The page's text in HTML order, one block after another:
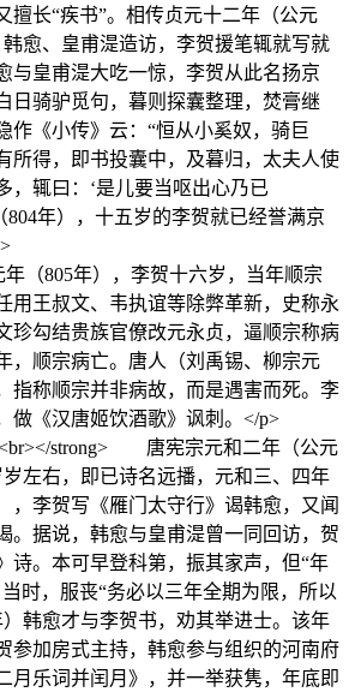
擅长“疾书”。相传贞元十二年（公元
愈、皇甫湜造访，李贺援笔辄就写就
与皇甫湜大吃一惊，李贺从此名扬京
日骑驴觅句，暮则探囊整理，焚膏继
作《小传》云：“恒从小奚奴，骑巨
所得，即书投囊中，及暮归，太夫人使
，辄曰：‘是儿要当呕出心乃已
804年），十五岁的李贺就已经誉满京
805年），李贺十六岁，当年顺宗
用王叔文、韦执谊等除弊革新，史称永
珍勾结贵族官僚改元永贞，逼顺宗称病
，顺宗病亡。唐人（刘禹锡、柳宗元
指称顺宗并非病故，而是遇害而死。李
做《汉唐姬饮酒歌》讽刺。</p>
<br></strong> 唐宪宗元和二年（公元
左右，即已诗名远播，元和三、四年
，李贺写《雁门太守行》谒韩愈，又闻
。据说，韩愈与皇甫湜曾一同回访，贺
诗。本可早登科第，振其家声，但“年
时，服丧“务必以三年全期为限，所以
韩愈才与李贺书，劝其举进士。该年
参加房式主持，韩愈参与组织的河南府
月乐词并闰月》，并一举获隽，年底即